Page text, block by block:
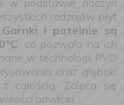
w podstawie naczyń
rodzajów płyt
Garnki i patelnie są
, co pozwala na ich
w technologii PVD
oraz głęboki
całością. Zaleca się
powłoki.